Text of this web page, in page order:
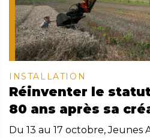
INSTALLATION
Réinventer le
80 ans après sa
Du 13 au 17 octobre,